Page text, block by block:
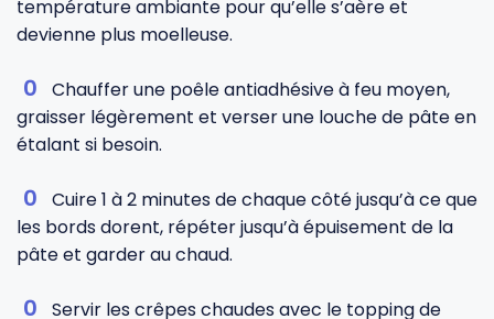
température ambiante pour qu’elle s’aère et
devienne plus moelleuse.
Chauffer une poêle antiadhésive à feu moyen,
graisser légèrement et verser une louche de pâte en
étalant si besoin.
Cuire 1 à 2 minutes de chaque côté jusqu’à ce que
les bords dorent, répéter jusqu’à épuisement de la
pâte et garder au chaud.
Servir les crêpes chaudes avec le topping de